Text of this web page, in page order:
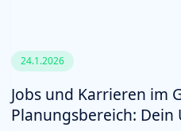
24.1.2026
Jobs und Karrieren im
Planungsbereich: Dein